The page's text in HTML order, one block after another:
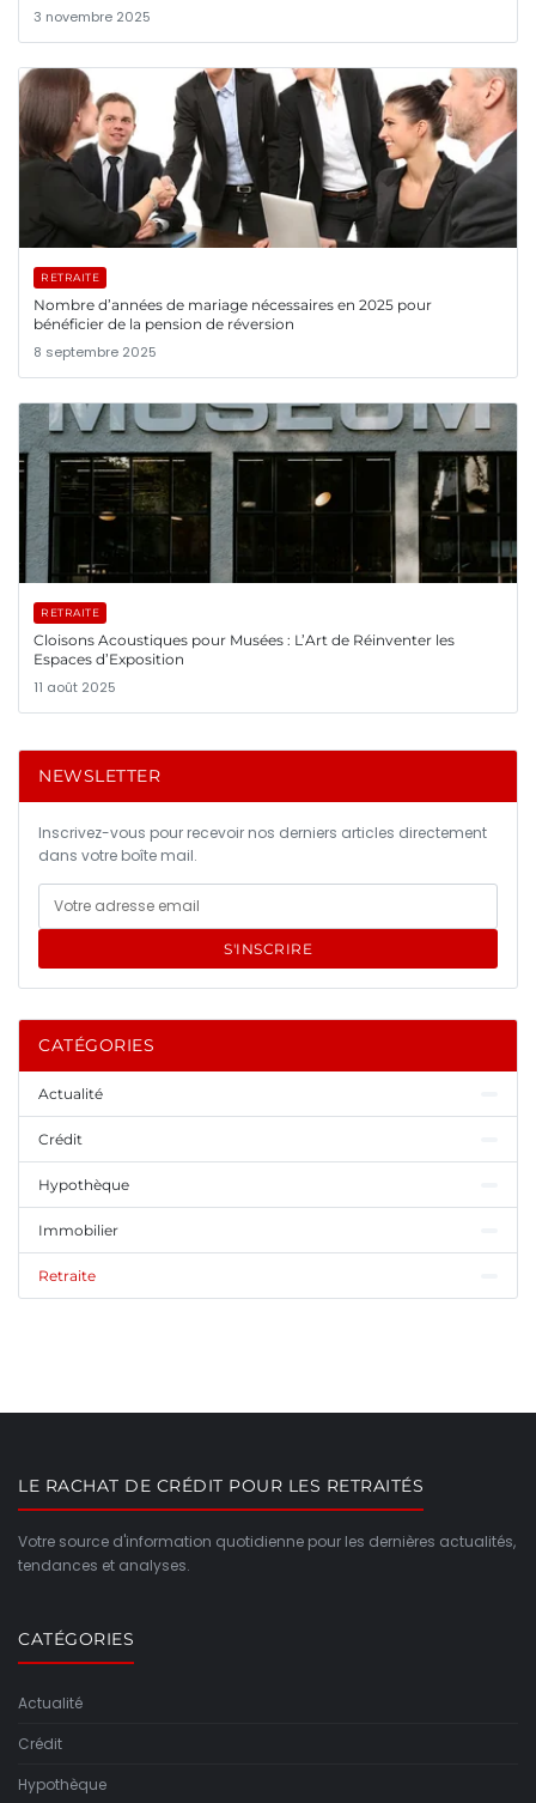
3 novembre 2025
RETRAITE
Nombre d’années de mariage nécessaires en 2025 pour
bénéficier de la pension de réversion
8 septembre 2025
RETRAITE
Cloisons Acoustiques pour Musées : L’Art de Réinventer les
Espaces d’Exposition
11 août 2025
NEWSLETTER
Inscrivez-vous pour recevoir nos derniers articles directement
dans votre boîte mail.
S'INSCRIRE
CATÉGORIES
Actualité
Crédit
Hypothèque
Immobilier
Retraite
LE RACHAT DE CRÉDIT POUR LES RETRAITÉS
Votre source d'information quotidienne pour les dernières actualités,
tendances et analyses.
CATÉGORIES
Actualité
Crédit
Hypothèque